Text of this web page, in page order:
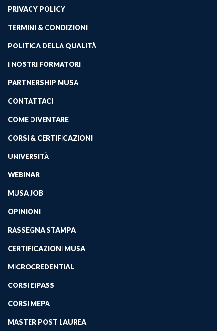
PRIVACY POLICY
TERMINI & CONDIZIONI
POLITICA DELLA QUALITÀ
I NOSTRI FORMATORI
PARTNERSHIP MUSA
CONTATTACI
COME DIVENTARE
CORSI & CERTIFICAZIONI
UNIVERSITÀ
WEBINAR
MUSA JOB
OPINIONI
RASSEGNA STAMPA
CERTIFICAZIONI MUSA
MICROCREDENTIAL
CORSI EIPASS
CORSI MEPA
MASTER POST LAUREA